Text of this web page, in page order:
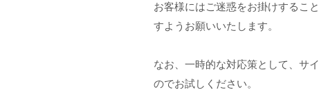
お客様にはご迷惑をお掛けするこ
すようお願いいたします。
なお、一時的な対応策として、サ
のでお試しください。